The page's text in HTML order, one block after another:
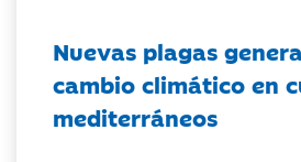
Nuevas plagas
cambio climático en
mediterráneos